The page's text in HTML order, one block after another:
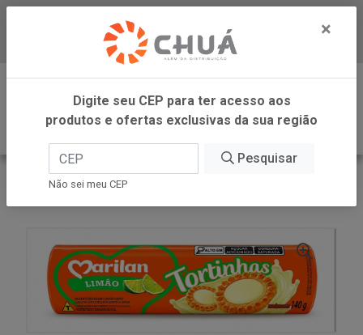
Baixe já nosso APP
0
INÍCIO
MARILAN
×
Digite seu CEP para ter acesso aos
produtos e ofertas exclusivas da sua região
Pesquisar
Não sei meu CEP